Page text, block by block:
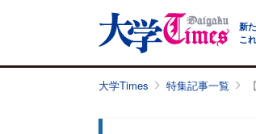
新
こ
大学Times 特集記事一覧